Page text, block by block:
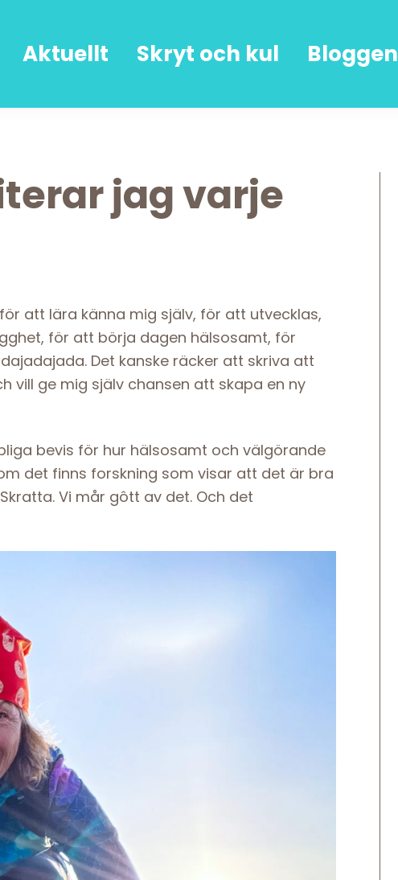
Aktuellt Skryt och kul Bloggen
jag varje
att lära känna mig själv, för att utvecklas,
för att börja dagen hälsosamt, för
Det kanske räcker att skriva att
vill ge mig själv chansen att skapa en ny
bevis för hur hälsosamt och välgörande
det finns forskning som visar att det är bra
Vi mår gôtt av det. Och det